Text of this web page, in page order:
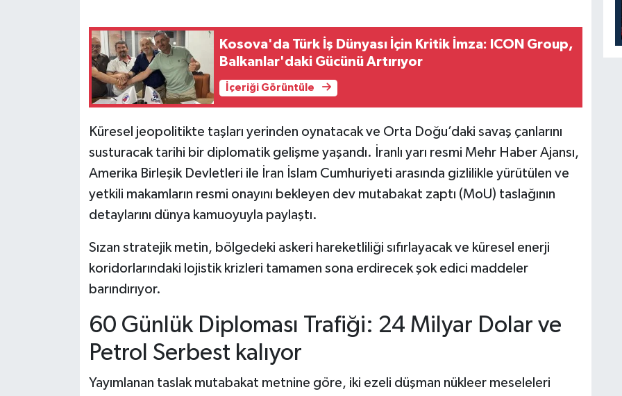
Kosova'da Türk İş Dünyası İçin Kritik İmza: ICON Group,
Balkanlar'daki Gücünü Artırıyor
İçeriği Görüntüle
Küresel jeopolitikte taşları yerinden oynatacak ve Orta Doğu’daki savaş çanlarını
susturacak tarihi bir diplomatik gelişme yaşandı. İranlı yarı resmi Mehr Haber Ajansı,
Amerika Birleşik Devletleri ile İran İslam Cumhuriyeti arasında gizlilikle yürütülen ve
yetkili makamların resmi onayını bekleyen dev mutabakat zaptı (MoU) taslağının
detaylarını dünya kamuoyuyla paylaştı.
Sızan stratejik metin, bölgedeki askeri hareketliliği sıfırlayacak ve küresel enerji
koridorlarındaki lojistik krizleri tamamen sona erdirecek şok edici maddeler
barındırıyor.
60 Günlük Diploması Trafiği: 24 Milyar Dolar ve
Petrol Serbest kalıyor
Yayımlanan taslak mutabakat metnine göre, iki ezeli düşman nükleer meseleleri